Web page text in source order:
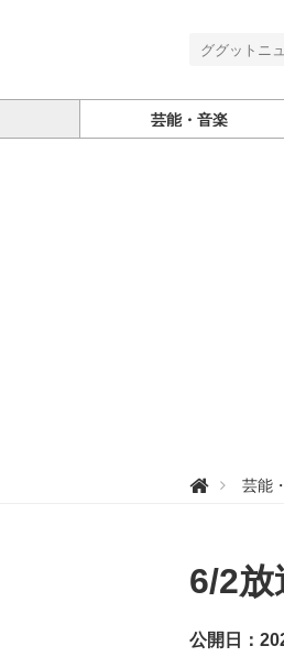
芸能・音楽
グ
ー
ス
芸能
6/2
公開日：